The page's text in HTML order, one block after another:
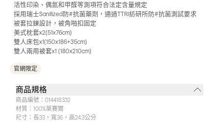
活性印染、偶氮和甲醛等測項符合法定含量規定
採用瑞士Sanitized防#抗菌藥劑，通過TTRI紡研所防#抗菌測試要求
被套拉鍊設計，被角啪扣固定
美式枕套x2(51x76cm)
雙人床包x1(150x186+35cm)
雙人兩用被套x1 (180x210cm)
官網限定
商品規格
商品編號： 014418332
材質： 100%萊賽爾
尺寸： 長33，寬36，高24.3公分